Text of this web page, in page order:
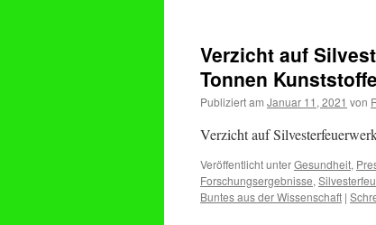
Verzicht auf
Tonnen Kunststoffe
Publiziert am Januar 11, 2021 von
Verzicht auf
Veröffentlicht unterGesundheit,
Forschungsergebnisse,
Buntes aus der Wissenschaft |